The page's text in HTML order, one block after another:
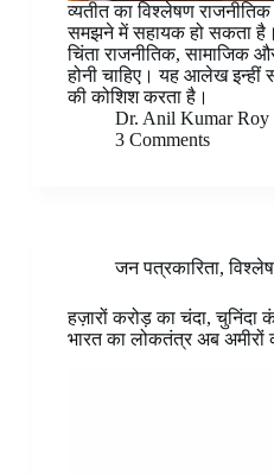
व्यतीत का विश्लेषण
समझने में सहायक हो सकता
चिंता राजनीतिक, सामाजिक
होनी चाहिए। यह आलेख
की कोशिश करता है।
Dr. Anil Kumar Roy
3 Comments
जन पत्रकारिता,
हज़ारों करोड़ का चंदा,
भारत का लोकतंत्र अब